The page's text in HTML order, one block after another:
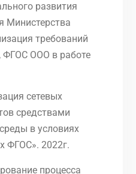
развития
Министерства
требований
ООО в работе
сетевых
средствами
в условиях
ФГОС». 2022г.
процесса